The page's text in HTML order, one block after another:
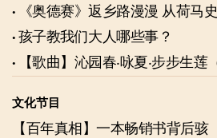
《奥德赛》返乡路漫漫 从荷马
孩子教我们大人哪些事？
【歌曲】沁园春‧咏夏‧步步生莲
文化节目
【百年真相】一本畅销书背后骇